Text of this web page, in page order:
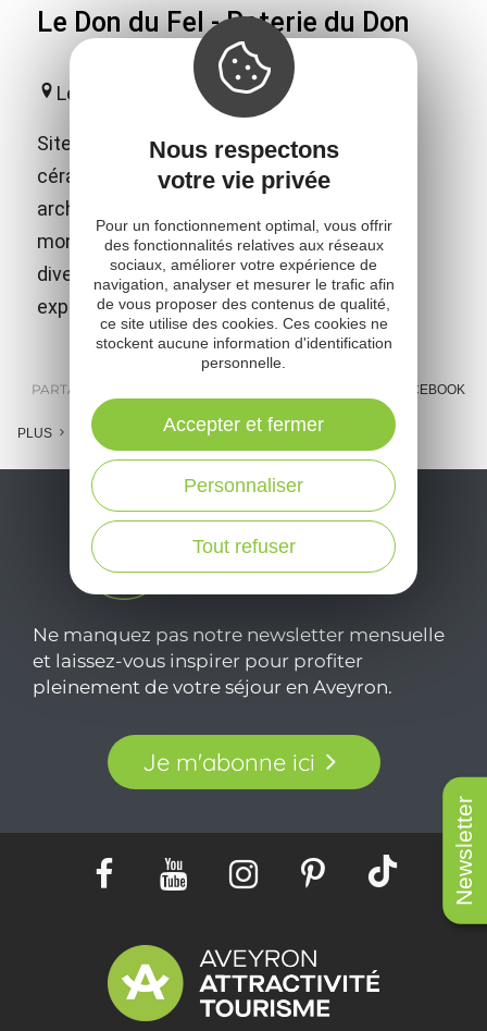
Newsletter
Le Don du Fel - Poterie du Don
Le Fel
Site européen de référence dédié à la
céramique contemporaine ! D'une audace
architecturale à vous couper le souffle et
mondialement reconnu pour l'étonnante
diversité de ses collections et de ses
expositions temporaires de haut vol.
PARTAGER : FACEBOOK
PLUS
Ne manquez pas notre newsletter mensuelle
et laissez-vous inspirer pour profiter
pleinement de votre séjour en Aveyron.
Je m'abonne ici
Nous respectons
votre vie privée
Pour un fonctionnement optimal, vous offrir
des fonctionnalités relatives aux réseaux
sociaux, améliorer votre expérience de
navigation, analyser et mesurer le trafic afin
de vous proposer des contenus de qualité,
ce site utilise des cookies. Ces cookies ne
stockent aucune information d'identification
personnelle.
Tout refuser
Personnaliser
Accepter et fermer